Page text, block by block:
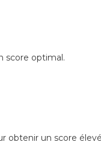
score optimal.
obtenir un score